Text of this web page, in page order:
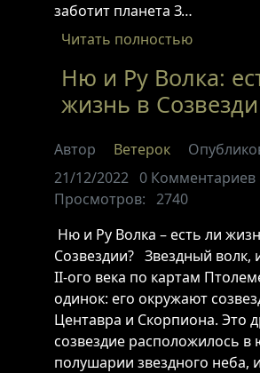
заботит планета З…
Читать полностью
Ню и Ру Волка:
жизнь в
Автор Ветерок
21/12/2022 0 Комментариев
Просмотров:
2740
Ню и Ру Волка – есть ли
Созвездии? Звездный волк,
II-ого века по картам
одинок: его окружают
Центавра и Скорпиона. Это
созвездие расположилось
полушарии звездного неба,